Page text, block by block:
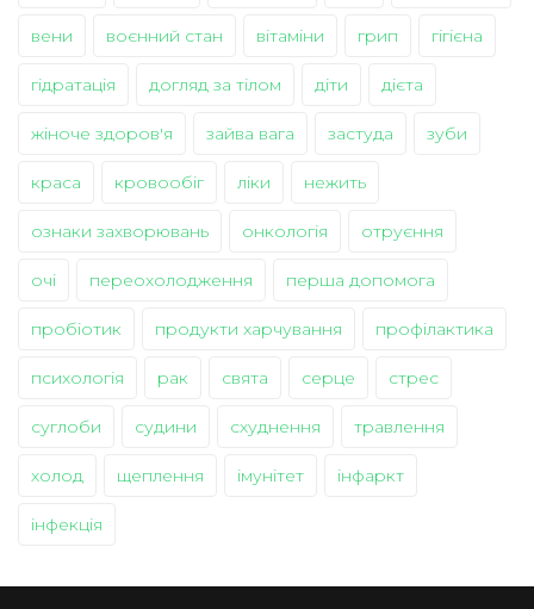
вени воєнний стан вітаміни грип гігієна
гідратація догляд за тілом діти дієта
жіноче здоров'я зайва вага застуда зуби
краса кровообіг ліки нежить
ознаки захворювань онкологія отруєння
очі переохолодження перша допомога
пробіотик продукти харчування профілактика
психологія рак свята серце стрес
суглоби судини схуднення травлення
холод щеплення імунітет інфаркт
інфекція